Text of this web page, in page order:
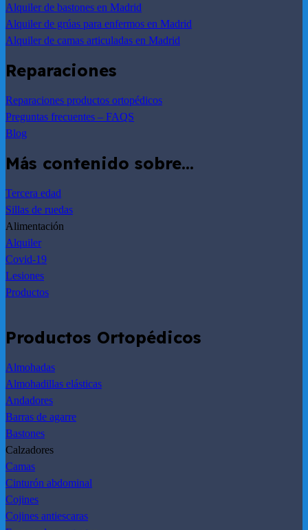
Alquiler de bastones en Madrid
Alquiler de grúas para enfermos en Madrid
Alquiler de camas articuladas en Madrid
Reparaciones
Reparaciones productos ortopédicos
Preguntas frecuentes – FAQS
Blog
Más contenido sobre…
Tercera edad
Sillas de ruedas
Alimentación
Alquiler
Covid-19
Lesiones
Productos
Productos Ortopédicos
Almohadas
Almohadillas elásticas
Andadores
Barras de agarre
Bastones
Calzadores
Camas
Cinturón abdominal
Cojines
Cojines antiescaras